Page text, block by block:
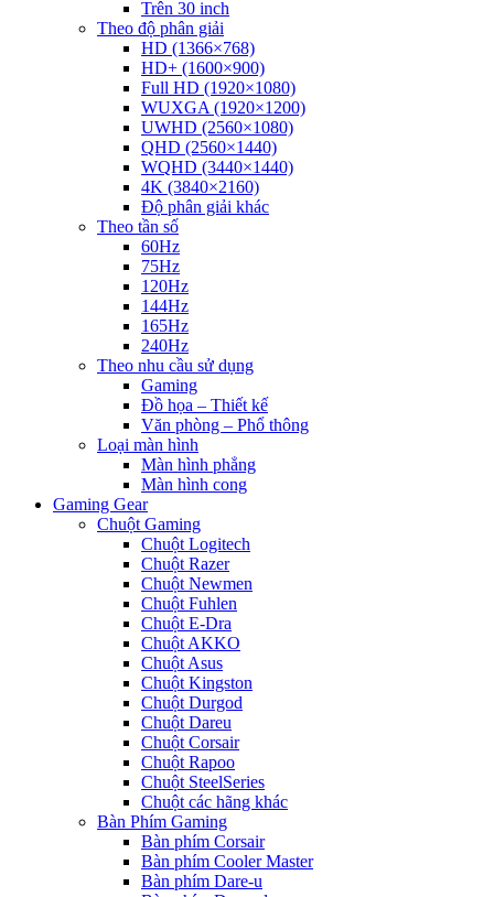
Trên 30 inch
Theo độ phân giải
HD (1366×768)
HD+ (1600×900)
Full HD (1920×1080)
WUXGA (1920×1200)
UWHD (2560×1080)
QHD (2560×1440)
WQHD (3440×1440)
4K (3840×2160)
Độ phân giải khác
Theo tần số
60Hz
75Hz
120Hz
144Hz
165Hz
240Hz
Theo nhu cầu sử dụng
Gaming
Đồ họa – Thiết kế
Văn phòng – Phổ thông
Loại màn hình
Màn hình phẳng
Màn hình cong
Gaming Gear
Chuột Gaming
Chuột Logitech
Chuột Razer
Chuột Newmen
Chuột Fuhlen
Chuột E-Dra
Chuột AKKO
Chuột Asus
Chuột Kingston
Chuột Durgod
Chuột Dareu
Chuột Corsair
Chuột Rapoo
Chuột SteelSeries
Chuột các hãng khác
Bàn Phím Gaming
Bàn phím Corsair
Bàn phím Cooler Master
Bàn phím Dare-u